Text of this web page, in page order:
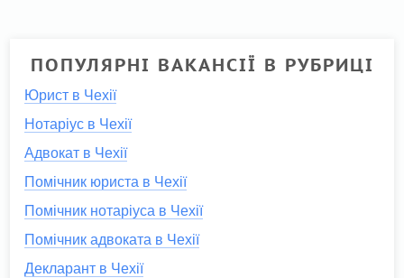
ПОПУЛЯРНІ ВАКАНСІЇ В РУБРИЦІ
Юрист в Чехії
Нотаріус в Чехії
Адвокат в Чехії
Помічник юриста в Чехії
Помічник нотаріуса в Чехії
Помічник адвоката в Чехії
Декларант в Чехії